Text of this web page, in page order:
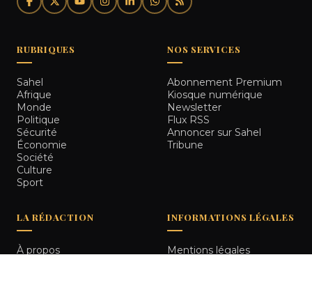
RUBRIQUES
Sahel
Afrique
Monde
Politique
Sécurité
Économie
Société
Culture
Sport
NOS SERVICES
Abonnement Premium
Kiosque numérique
Newsletter
Flux RSS
Annoncer sur Sahel
Tribune
LA RÉDACTION
À propos
INFORMATIONS LÉGALES
Mentions légales